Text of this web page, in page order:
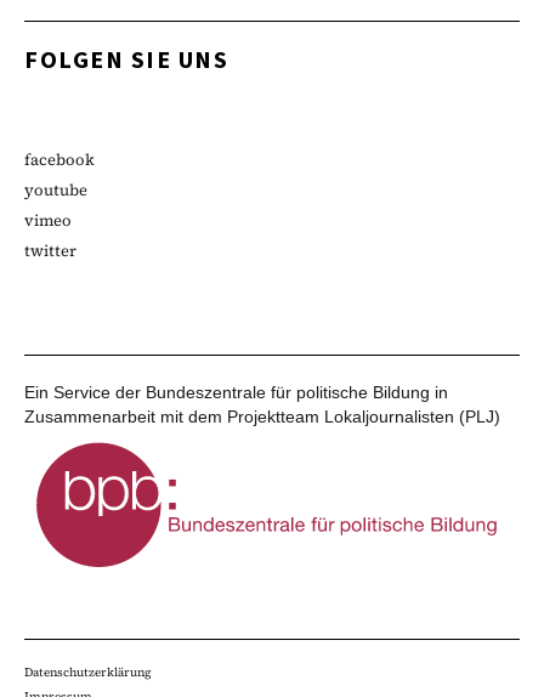
FOLGEN SIE UNS
facebook
youtube
vimeo
twitter
Ein Service der Bundeszentrale für politische Bildung in
Zusammenarbeit mit dem Projektteam Lokaljournalisten (PLJ)
Datenschutzerklärung